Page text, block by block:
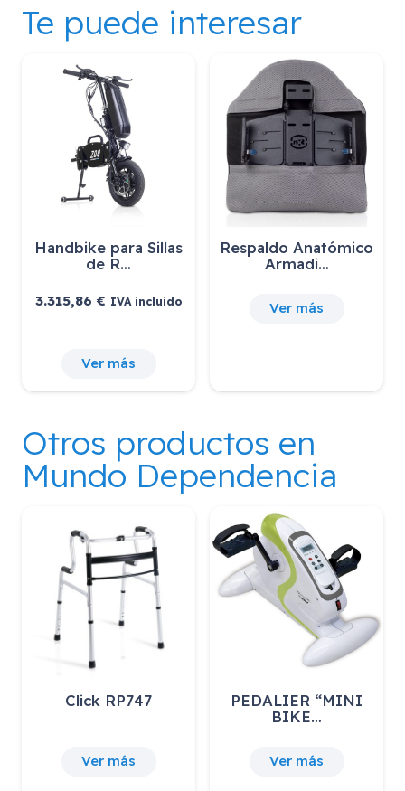
Te puede interesar
Handbike para Sillas
de R…
3.315,86€ IVA incluido
Ver más
Respaldo Anatómico
Armadi…
Ver más
Otros productos en
Mundo Dependencia
Click RP747
Ver más
PEDALIER “MINI
BIKE…
Ver más